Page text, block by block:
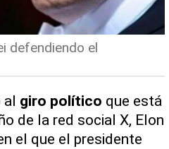
defendiendo el
al giro político que está
de la red social X, Elon
el que el presidente